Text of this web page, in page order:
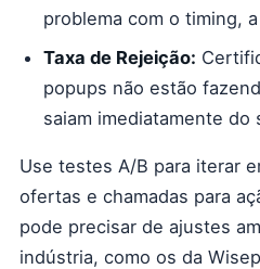
problema com o timing,
Taxa de Rejeição:
popups não estão
saiam imediatamente do
Use testes A/B para iterar
ofertas e chamadas para
pode precisar de ajustes
indústria, como os da